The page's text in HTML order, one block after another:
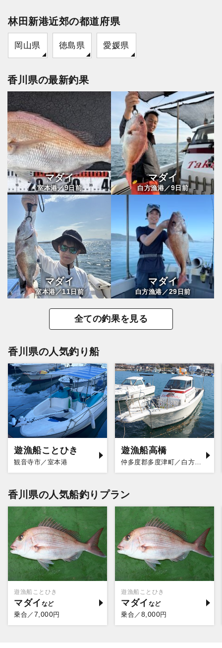
林田新港近郊の都道府県
岡山県 徳島県 愛媛県
香川県の最新釣果
マダイ
室本港／9日前
マダイ
白方漁港／9 日前
マダイ
室本港／11日前
マダイ
白方漁港／29日前
全ての釣果を見る
香川県の人気釣り船
遊漁船ことひき
観音寺市／室本港
遊漁船高橋
香川県の人気船釣りプラン
遊漁船ことひき
マダイ
乗合／ 7,000円
遊漁船ことひき
マダイ
乗合／ 8,000円